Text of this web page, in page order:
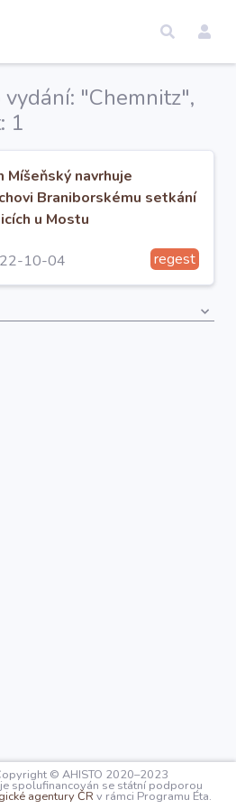
vydání: "Chemnitz",
1
Míšeňský navrhuje
Braniborskému setkání
u Mostu
10-04
regest
© AHISTO 2020–2023
spolufinancován se státní podporou
agentury ČR v rámci Programu Éta.